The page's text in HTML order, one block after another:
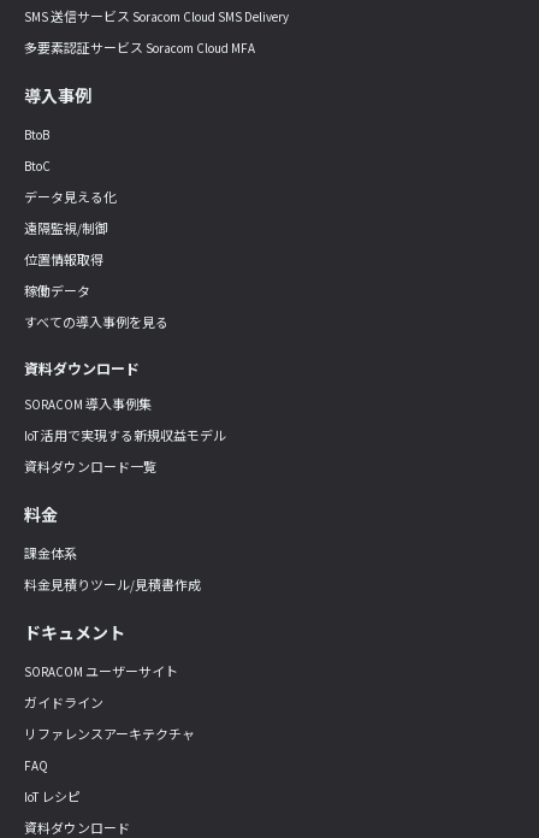
SMS 送信サービス Soracom Cloud SMS Delivery
多要素認証サービス Soracom Cloud MFA
導入事例
BtoB
BtoC
データ見える化
遠隔監視/制御
位置情報取得
稼働データ
すべての導入事例を見る
資料ダウンロード
SORACOM 導入事例集
IoT 活用で実現する新規収益モデル
資料ダウンロード一覧
料金
課金体系
料金見積りツール/見積書作成
ドキュメント
SORACOM ユーザーサイト
ガイドライン
リファレンスアーキテクチャ
FAQ
IoT レシピ
資料ダウンロード